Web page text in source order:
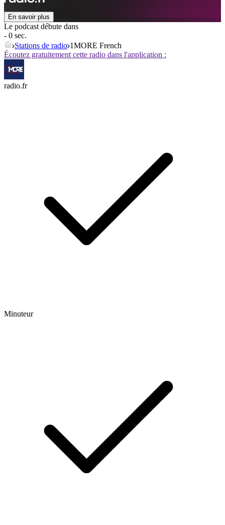
En savoir plus
Le podcast débute dans
- 0 sec.
Stations de radio 1MORE French
Écoutez gratuitement cette radio dans l'application :
radio.fr
Minuteur